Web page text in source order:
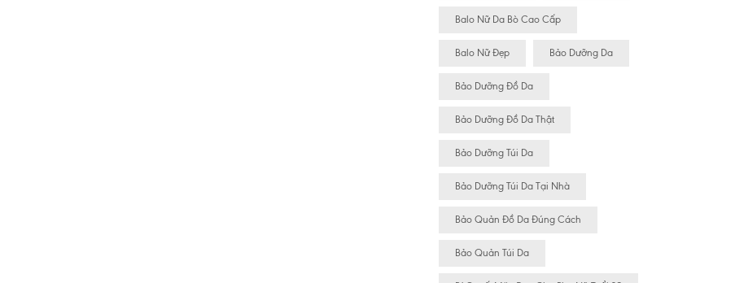
Balo Nữ Da Bò Cao Cấp
Balo Nữ Đẹp Bảo Dưỡng Da
Bảo Dưỡng Đồ Da
Bảo Dưỡng Đồ Da Thật
Bảo Dưỡng Túi Da
Bảo Dưỡng Túi Da Tại Nhà
Bảo Quản Đồ Da Đúng Cách
Bảo Quản Túi Da